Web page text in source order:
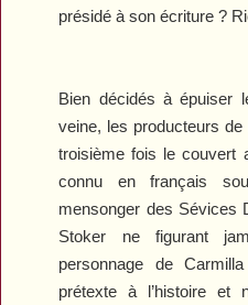
présidé à son écriture ?
Bien décidés à épuiser
veine, les producteurs
troisième fois le couvert
connu en français
mensonger des Sévices
Stoker ne figurant
personnage de
prétexte à l’histoire et